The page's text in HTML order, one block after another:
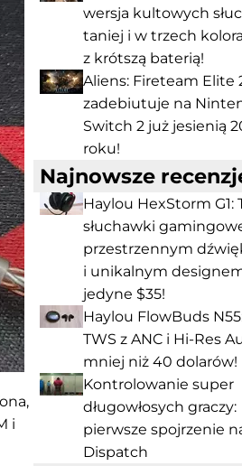
i
wersja kultowych
taniej i w trzech
z krótszą baterią!
Aliens: Fireteam Elite
zadebiutuje na
Switch 2 już jesienią
roku!
Najnowsze
Haylou HexStorm G1:
słuchawki
przestrzennym
i unikalnym
jedyne $35!
Haylou FlowBuds
TWS z ANC i Hi-Res
mniej niż 40 dolarów!
Kontrolowanie super
długowłosych graczy:
pierwsze spojrzenie
Dispatch